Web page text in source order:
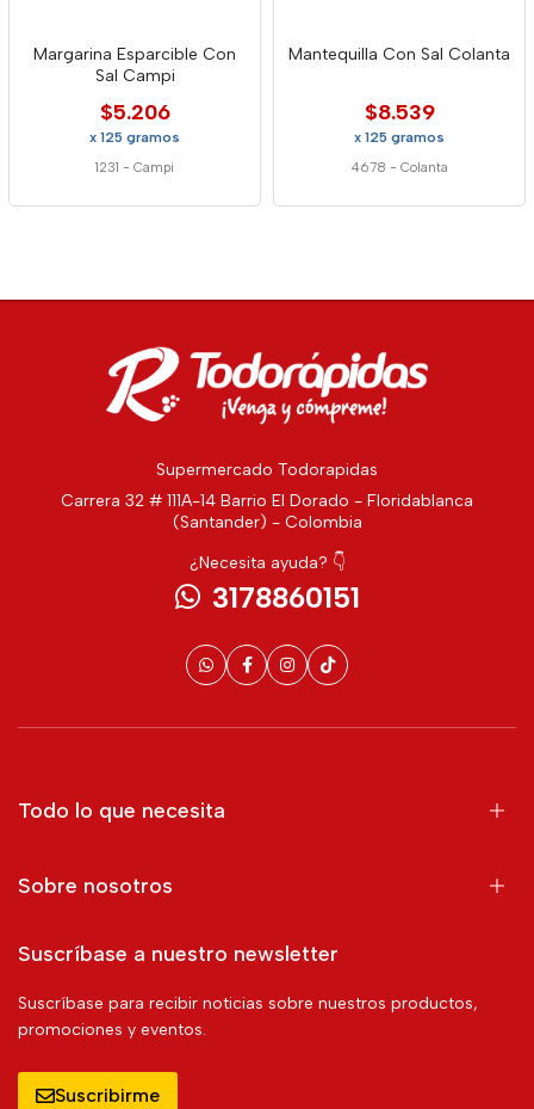
Margarina Esparcible Con
Sal Campi
$5.206
x 125 gramos
1231 - Campi
Mantequilla Con Sal Colanta
$8.539
x 125 gramos
4678 - Colanta
Supermercado Todorapidas
Carrera 32 # 111A-14 Barrio El Dorado - Floridablanca
(Santander) - Colombia
¿Necesita ayuda? 👇
3178860151
Todo lo que necesita
Sobre nosotros
Suscríbase a nuestro newsletter
Suscríbase para recibir noticias sobre nuestros productos,
promociones y eventos.
Suscribirme